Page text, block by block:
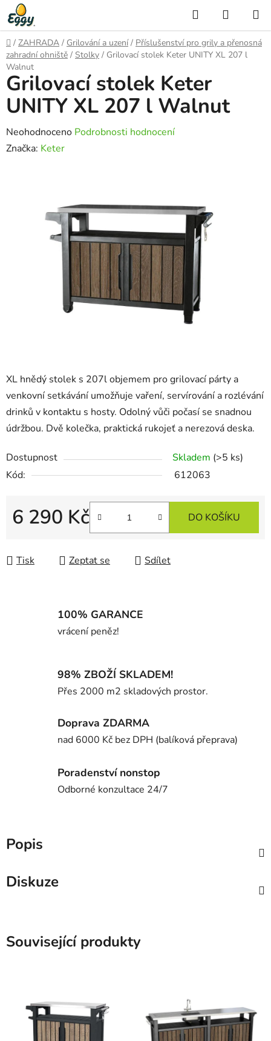
Přejít
na
obsah
Hledat
KOŠÍK
Domů
/ ZAHRADA / Grilování a uzení / Příslušenství pro grily a přenosná
zahradní ohniště / Stolky / Grilovací stolek Keter UNITY XL 207 l
Walnut
XL hnědý stolek s 207l objemem pro grilovací párty a
venkovní setkávání umožňuje vaření, servírování a rozlévání
drinků v kontaktu s hosty. Odolný vůči počasí se snadnou
údržbou. Dvě kolečka, praktická rukojeť a nerezová deska.
Dostupnost Skladem (>5 ks)
Kód:
612063
6 290 Kč DO KOŠÍKU
Tisk Zeptat se Sdílet
Grilovací stolek Keter
UNITY XL 207 l Walnut
Průměrné
hodnocení
Neohodnoceno Podrobnosti hodnocení
Značka: Keter
100% GARANCE
vrácení peněz!
98% ZBOŽÍ SKLADEM!
Přes 2000 m2 skladových prostor.
Doprava ZDARMA
nad 6000 Kč bez DPH (balíková přeprava)
Poradenství nonstop
Odborné konzultace 24/7
Popis
Diskuze
Související produkty